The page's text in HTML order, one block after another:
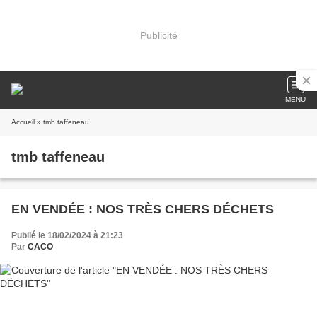
Publicité
MENU
Accueil » tmb taffeneau
tmb taffeneau
EN VENDÉE : NOS TRÈS CHERS DÉCHETS
Publié le 18/02/2024 à 21:23
Par CACO